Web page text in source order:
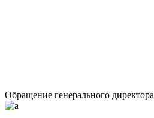
Обращение генерального директора